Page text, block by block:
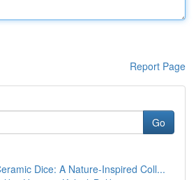
Report Page
Go
Dice: A Nature-Inspired Coll...